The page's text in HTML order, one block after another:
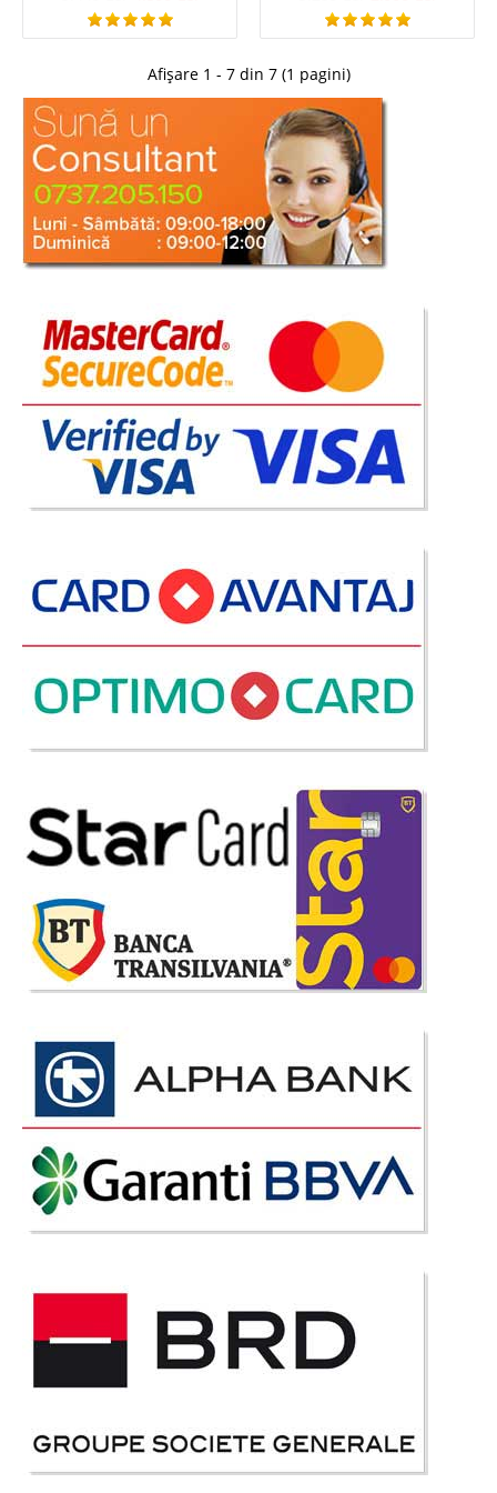
Dormitor Alb Alice
Mobila Dormitor Copii Alb - Alice A APARUT MODELUL NOU – VEDETI AICI
DORMITOR ALB MDF SWEET ❗❗❗ Mobilierul pentru camere de copii trebuie
ales cu mare grija. Mobila pentru camera copilului trebuie sa fie sensibila,
2.587 Lei
Pret Redus1.889 Lei
Stoc Epuizat - Indisponibil
Adauga la Favorite
Dulap Copii 1 usa Turbo Cars Rosu
Dulap de haine cu o usa pt. Dormitoare Copii Turbo Cars - Formula 1 Un
amenajare de vis in dormitorul copilului, dulapul de haine cu o usa din
seria Turbo Cars satisface rapid necesitatea u..
1.271 Lei
Pret Redus 1.116 Lei
Stoc Epuizat - Indisponibil
-6%
Mobila Copii Pure Heart
Mobila Copii si Tineret pt. Dormitor Fete - Pure Heart Sunteti in cautarea
unui set complet de mobila pentru copii iar fetita dumneavoastra merita
cea mai frumoasa camera de fete ? Perfect, va prezentam un model nou
ce emana eleganta simplitate si prospetime in acelas..
4.990 Lei
Pret Redus4.690 Lei
Afișare 1 - 7 din 7 (1 pagini)